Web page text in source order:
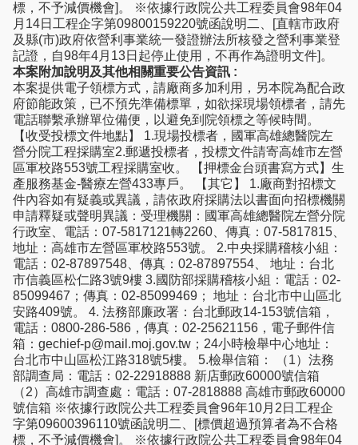
標，不予減價機會]。 ※依據行政院公共工程委員會98年04
月14日工程企字第09800159220號函說明二、[直轄市政府
及縣(市)政府依營利事業統一發證辦法所核發之營利事業登
記證，自98年4月13日起停止使用，不再作為證明文件]。
本案附加說明及其他相關重要公告資訊 :
本案提供電子領標方式，請廠商多加利用，另本院為配合政
府節能政策，已不預先準備標單，如欲採現場領標者，請先
電話聯繫承辦單位備便，以避免到院領標之等候時間。
【收受投標文件地點】 1.現場投標者，國軍高雄總醫院左
營分院工程採購室2.郵遞投標者，投標文件請寄高雄市左營
區軍校路553號工程採購室收。 【押標金台頭書寫方式】生
產服務基金-醫療左營433專戶。 【其它】 1.廠商對招標文
件內容如有疑義或異議，請依政府採購法以書面向招標機關
申請釋疑或聲明異議：受理機關：國軍高雄總醫院左營分院
行政室、電話：07-5817121轉2260、傳真：07-5817815、
地址：高雄市左營區軍校路553號。 2.中央採購稽核小組：
電話：02-87897548、傳真：02-87897554、 地址：台北
市信義區松仁路3號9樓 3.國防部採購稽核小組：電話：02-
85099467；傳真：02-85099469； 地址：台北市中山區北
安路409號。 4. 法務部廉政署：台北郵政14-153號信箱，
電話：0800-286-586，傳真：02-25621156，電子郵件信
箱：gechief-p@mail.moj.gov.tw；24小時檢舉中心地址：
台北市中山區松江路318號5樓。 5.檢舉信箱： （1）法務
部調查局：電話：02-22918888 新店郵政60000號信箱
（2）高雄市調查處：電話：07-2818888 高雄市郵政60000
號信箱 ※依據行政院公共工程委員會96年10月2日工程企
字第09600396110號函說明二、[標價超過預算者為不合格
標，不予減價機會]。 ※依據行政院公共工程委員會98年04